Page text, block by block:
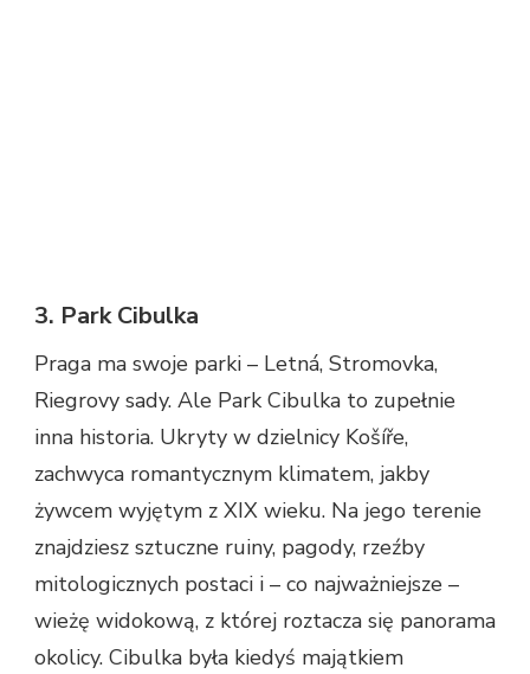
3. Park Cibulka
Praga ma swoje parki – Letná, Stromovka,
Riegrovy sady. Ale Park Cibulka to zupełnie
inna historia. Ukryty w dzielnicy Košíře,
zachwyca romantycznym klimatem, jakby
żywcem wyjętym z XIX wieku. Na jego terenie
znajdziesz sztuczne ruiny, pagody, rzeźby
mitologicznych postaci i – co najważniejsze –
wieżę widokową, z której roztacza się panorama
okolicy. Cibulka była kiedyś majątkiem